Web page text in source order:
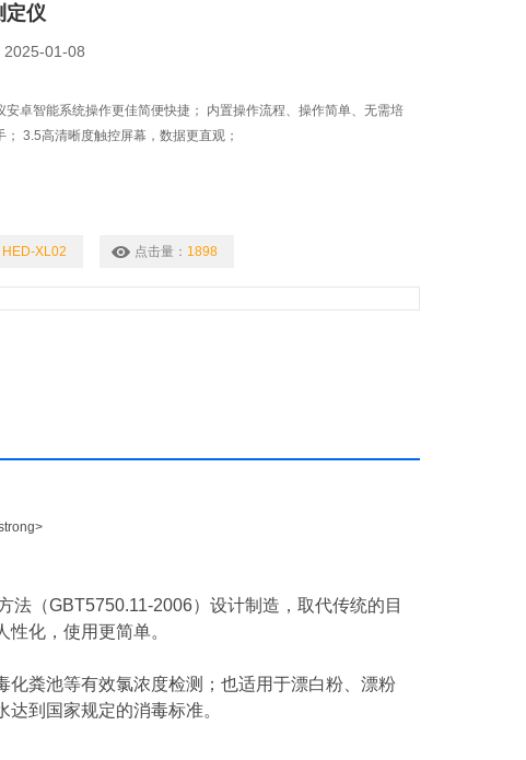
定仪
2025-01-08
安卓智能系统操作更佳简便快捷； 内置操作流程、操作简单、无需培
； 3.5高清晰度触控屏幕，数据更直观；
HED-XL02 点击量： 1898
法（GBT5750.11-2006）设计制造，取代传统的目
性化，使用更简单。
粪池等有效氯浓度检测；也适用于漂白粉、漂粉
达到国家规定的消毒标准。